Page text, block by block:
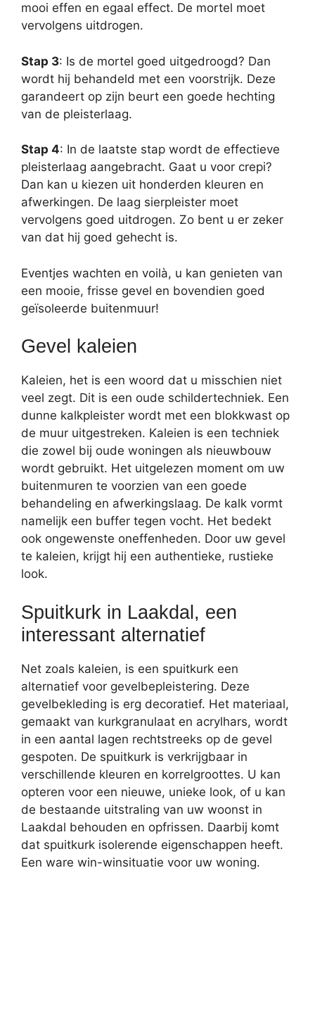
mooi effen en egaal effect. De mortel moet
vervolgens uitdrogen.
Stap 3: Is de mortel goed uitgedroogd? Dan
wordt hij behandeld met een voorstrijk. Deze
garandeert op zijn beurt een goede hechting
van de pleisterlaag.
Stap 4: In de laatste stap wordt de effectieve
pleisterlaag aangebracht. Gaat u voor crepi?
Dan kan u kiezen uit honderden kleuren en
afwerkingen. De laag sierpleister moet
vervolgens goed uitdrogen. Zo bent u er zeker
van dat hij goed gehecht is.
Eventjes wachten en voilà, u kan genieten van
een mooie, frisse gevel en bovendien goed
geïsoleerde buitenmuur!
Gevel kaleien
Kaleien, het is een woord dat u misschien niet
veel zegt. Dit is een oude schildertechniek. Een
dunne kalkpleister wordt met een blokkwast op
de muur uitgestreken. Kaleien is een techniek
die zowel bij oude woningen als nieuwbouw
wordt gebruikt. Het uitgelezen moment om uw
buitenmuren te voorzien van een goede
behandeling en afwerkingslaag. De kalk vormt
namelijk een buffer tegen vocht. Het bedekt
ook ongewenste oneffenheden. Door uw gevel
te kaleien, krijgt hij een authentieke, rustieke
look.
Spuitkurk in Laakdal, een
interessant alternatief
Net zoals kaleien, is een spuitkurk een
alternatief voor gevelbepleistering. Deze
gevelbekleding is erg decoratief. Het materiaal,
gemaakt van kurkgranulaat en acrylhars, wordt
in een aantal lagen rechtstreeks op de gevel
gespoten. De spuitkurk is verkrijgbaar in
verschillende kleuren en korrelgroottes. U kan
opteren voor een nieuwe, unieke look, of u kan
de bestaande uitstraling van uw woonst in
Laakdal behouden en opfrissen. Daarbij komt
dat spuitkurk isolerende eigenschappen heeft.
Een ware win-winsituatie voor uw woning.